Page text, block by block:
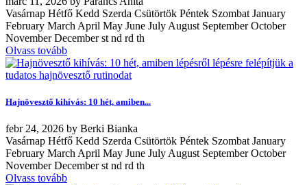
Vasárnap Hétfő Kedd Szerda Csütörtök Péntek Szombat January
February March April May June July August September October
November December st nd rd th
Olvass tovább
Hajnövesztő kihívás: 10 hét, amiben...
febr 24, 2026 by Berki Bianka
Vasárnap Hétfő Kedd Szerda Csütörtök Péntek Szombat January
February March April May June July August September October
November December st nd rd th
Olvass tovább